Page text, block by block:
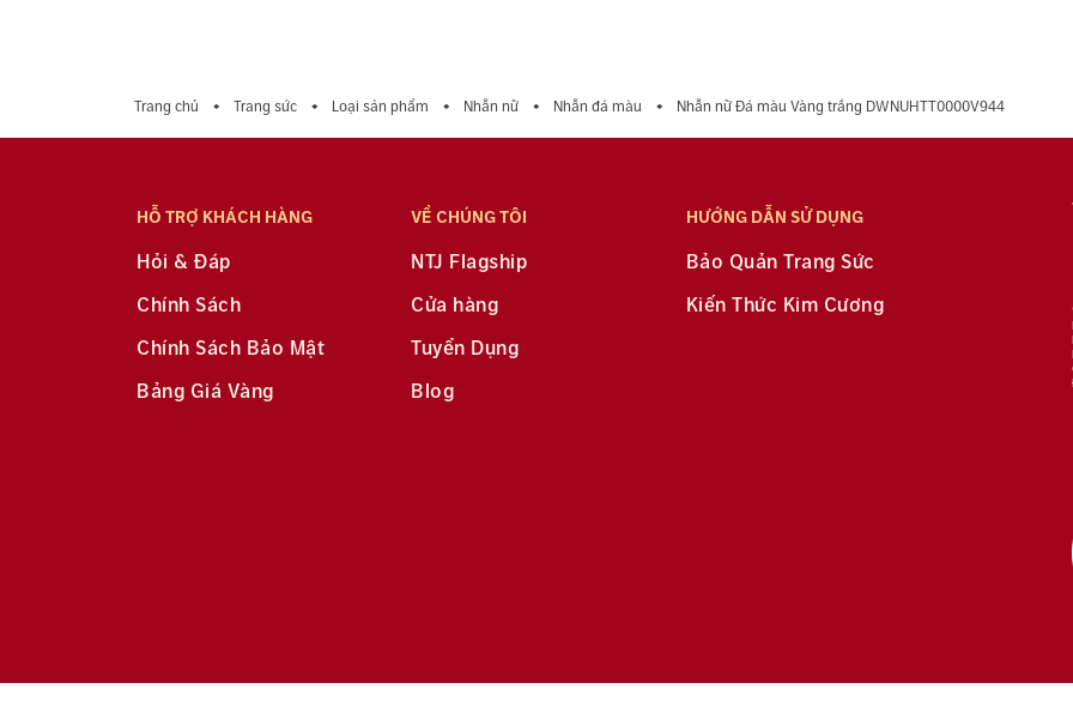
Trang chủ Trang sức Loại sản phẩm Nhẫn nữ Nhẫn đá màu Nhẫn nữ Đá màu Vàng trắng DWNUHTT0000V944
HỖ TRỢ KHÁCH HÀNG
Hỏi & Đáp
Chính Sách
Chính Sách Bảo Mật
Bảng Giá Vàng
VỀ CHÚNG TÔI
NTJ Flagship
Cửa hàng
Tuyển Dụng
Blog
HƯỚNG DẪN SỬ DỤNG
Bảo Quản Trang Sức
Kiến Thức Kim Cương